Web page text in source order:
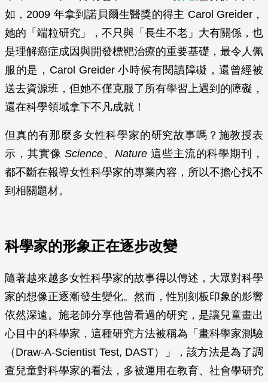
如，2009 年拿到諾貝爾生醫獎的得主 Carol Greider，
她的「端粒研究」，不只與「長生不老」大有關係，也
是理解癌症成因與開發標靶治療的重要基礎，最令人佩
服的是，Carol Greider 小時候有閱讀障礙，還曾經被
送去資源班，但她不僅克服了所有學習上遇到的障礙，
還在科學領域拿下不凡成就！
但真的有那麼多女性科學家的研究故事嗎？施教授表
示，其實像Science、Nature 這些主流的科學期刊，
都不斷在報導女性科學家的專業內容，所以不擔心找不
到相關題材。
科學家的形象正在逐步改變
隨著越來越多女性科學家的故事得以傳述，大眾對科學
家的想像正逐漸發生變化。然而，性別刻板印象的影響
依然深遠。施老師分享他曾看過的研究，是讓兒童畫出
心目中的科學家，這種研究方法被稱為「畫科學家測驗
（Draw-A-Scientist Test, DAST）」，該方法是為了調
查兒童對科學家的看法，多被運用在教育、社會學研究